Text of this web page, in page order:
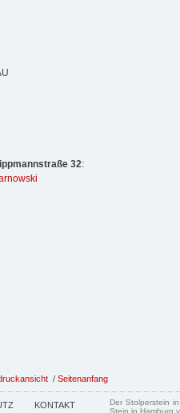
32:
/ Seitenanfang
KONTAKT
Der Stolperstein
Stein in Hamburg